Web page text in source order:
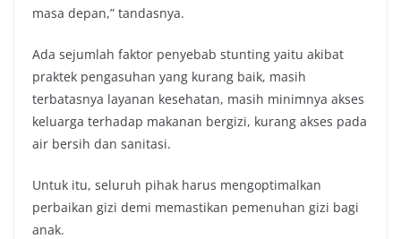
masa depan,” tandasnya.
Ada sejumlah faktor penyebab stunting yaitu akibat
praktek pengasuhan yang kurang baik, masih
terbatasnya layanan kesehatan, masih minimnya akses
keluarga terhadap makanan bergizi, kurang akses pada
air bersih dan sanitasi.
Untuk itu, seluruh pihak harus mengoptimalkan
perbaikan gizi demi memastikan pemenuhan gizi bagi
anak.